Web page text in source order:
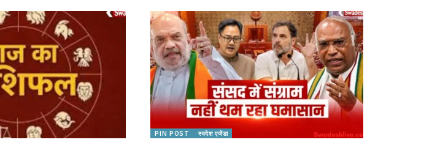
PIN POST स्वदेश एजेंडा